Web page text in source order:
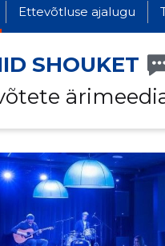
Ettevõtluse ajalugu
SHOUKET